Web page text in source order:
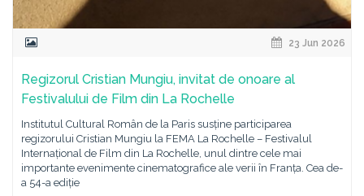
23 Jun 2026
Regizorul Cristian Mungiu, invitat de onoare al
Festivalului de Film din La Rochelle
Institutul Cultural Român de la Paris susține participarea
regizorului Cristian Mungiu la FEMA La Rochelle – Festivalul
Internațional de Film din La Rochelle, unul dintre cele mai
importante evenimente cinematografice ale verii în Franța. Cea de-
a 54-a ediție